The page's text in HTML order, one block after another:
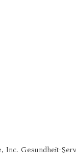
Gesundheit-